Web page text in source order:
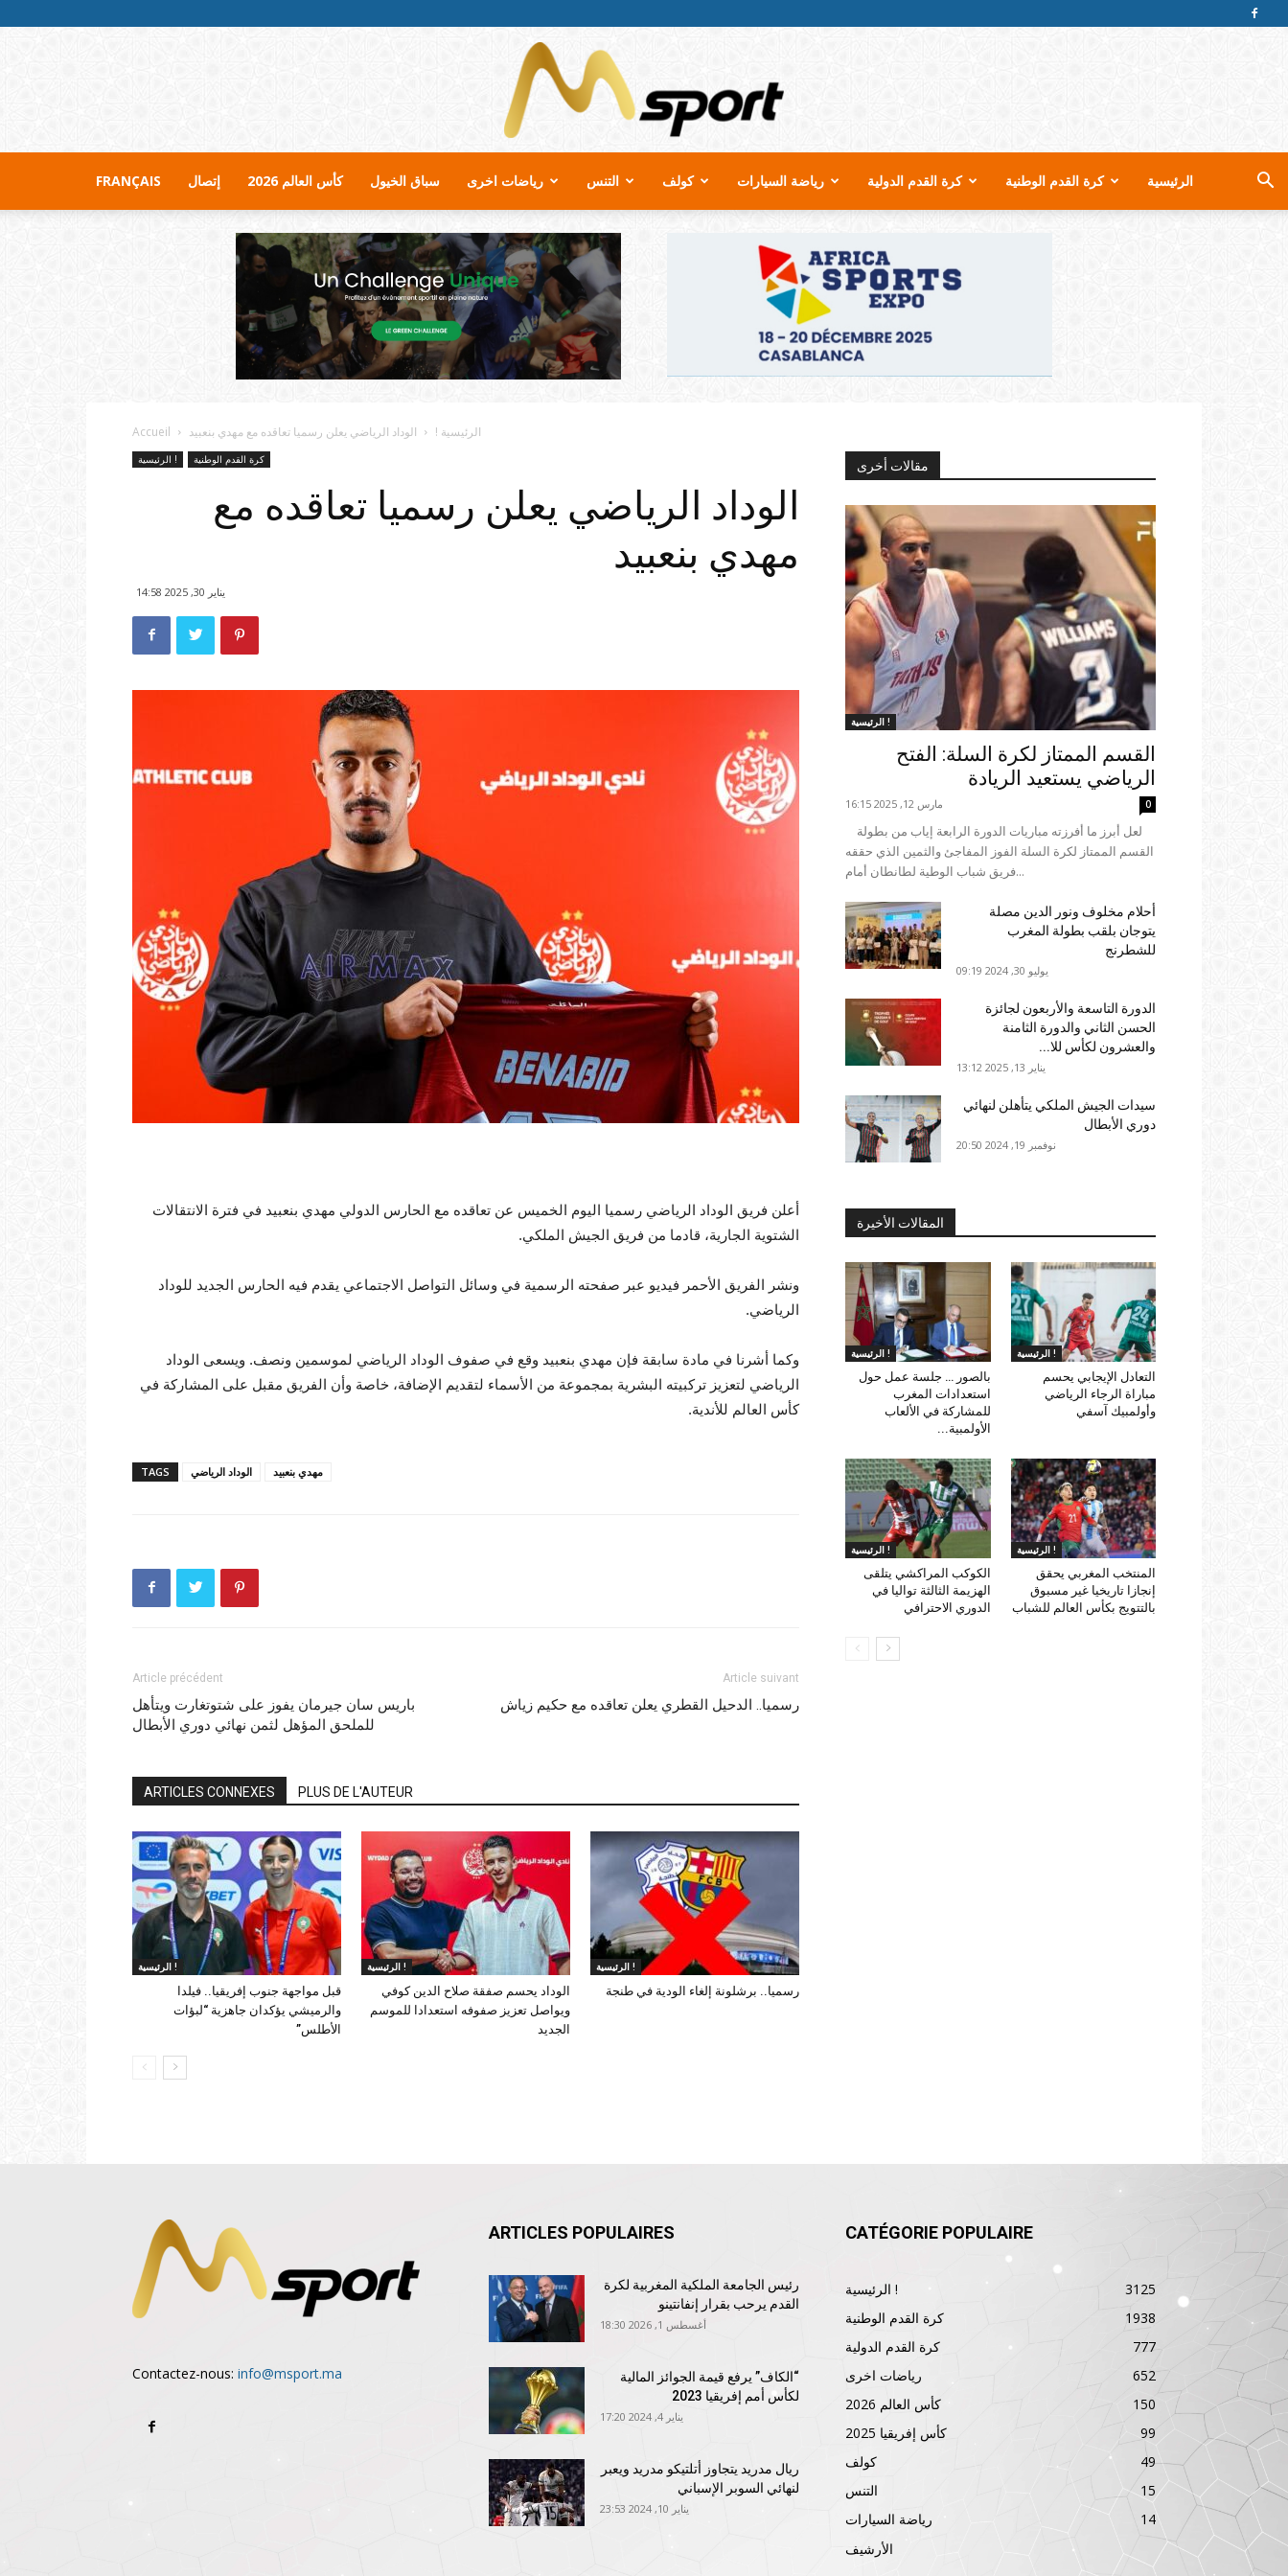
MSport.ma
FRANÇAIS إتصال كأس العالم 2026 سباق الخيول رياضات اخرى التنس كولف رياضة السيارات كرة القدم الدولية كرة القدم الوطنية الرئيسية
Accueil الرئيسية ! الوداد الرياضي يعلن رسميا تعاقده مع مهدي بنعبيد
الرئيسية ! كرة القدم الوطنية
الوداد الرياضي يعلن رسميا تعاقده مع
مهدي بنعبيد
يناير 30, 2025 14:58
أعلن فريق الوداد الرياضي رسميا اليوم الخميس عن تعاقده مع الحارس الدولي مهدي بنعبيد في فترة الانتقالات
الشتوية الجارية، قادما من فريق الجيش الملكي.
ونشر الفريق الأحمر فيديو عبر صفحته الرسمية في وسائل التواصل الاجتماعي يقدم فيه الحارس الجديد للوداد
الرياضي.
وكما أشرنا في مادة سابقة فإن مهدي بنعبيد وقع في صفوف الوداد الرياضي لموسمين ونصف. ويسعى الوداد
الرياضي لتعزيز تركبيته البشرية بمجموعة من الأسماء لتقديم الإضافة، خاصة وأن الفريق مقبل على المشاركة في
كأس العالم للأندية.
TAGS الوداد الرياضي مهدي بنعبيد
Article précédent
باريس سان جيرمان يفوز على شتوتغارت ويتأهل
للملحق المؤهل لثمن نهائي دوري الأبطال
Article suivant
رسميا.. الدحيل القطري يعلن تعاقده مع حكيم زياش
ARTICLES CONNEXES PLUS DE L'AUTEUR
الرئيسية !
قبل مواجهة جنوب إفريقيا.. فيلدا
والرميشي يؤكدان جاهزية “لبؤات
الأطلس”
الرئيسية !
الوداد يحسم صفقة صلاح الدين كوفي
ويواصل تعزيز صفوفه استعدادا للموسم
الجديد
الرئيسية !
رسميا.. برشلونة إلغاء الودية في طنجة
مقالات أخرى
الرئيسية !
القسم الممتاز لكرة السلة: الفتح
الرياضي يستعيد الريادة
مارس 12, 2025 16:15 0
القسم الممتاز لكرة السلة الفوز المفاجئ والثمين الذي حققه
فريق شباب الوطية لطانطان أمام...
أحلام مخلوف ونور الدين مصلة
يتوجان بلقب بطولة المغرب
للشطرنج
يوليو 30, 2024 09:19
الدورة التاسعة والأربعون لجائزة
الحسن الثاني والدورة الثامنة
والعشرون لكأس للا...
يناير 13, 2025 13:12
سيدات الجيش الملكي يتأهلن لنهائي
دوري الأبطال
نوفمبر 19, 2024 20:50
المقالات الأخيرة
الرئيسية !
بالصور … جلسة عمل حول
استعدادات المغرب
للمشاركة في الألعاب
الأولمبية...
الرئيسية !
التعادل الإيجابي يحسم
مباراة الرجاء الرياضي
وأولمبيك آسفي
الرئيسية !
الكوكب المراكشي يتلقى
الهزيمة الثالثة تواليا في
الدوري الاحترافي
الرئيسية !
المنتخب المغربي يحقق
إنجازا تاريخيا غير مسبوق
بالتتويج بكأس العالم للشباب
Contactez-nous: info@msport.ma
ARTICLES POPULAIRES
رئيس الجامعة الملكية المغربية لكرة
القدم يرحب بقرار إنفانتينو
أغسطس 1, 2026 18:30
“الكاف” يرفع قيمة الجوائز المالية
لكأس أمم إفريقيا 2023
يناير 4, 2024 17:20
ريال مدريد يتجاوز أتلتيكو مدريد ويعبر
لنهائي السوبر الإسباني
يناير 10, 2024 23:53
CATÉGORIE POPULAIRE
الرئيسية !
3125
كرة القدم الوطنية
1938
كرة القدم الدولية
777
رياضات اخرى
652
كأس العالم 2026
150
كأس إفريقيا 2025
99
كولف
49
التنس
15
رياضة السيارات
14
الأرشيف